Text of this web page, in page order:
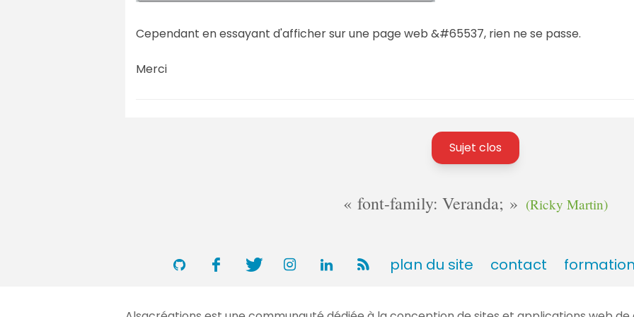
Cependant en essayant d'afficher sur une page web &#65537, rien ne se passe.
Merci
Sujet clos
font-family: Veranda; (Ricky Martin)
plan du site contact